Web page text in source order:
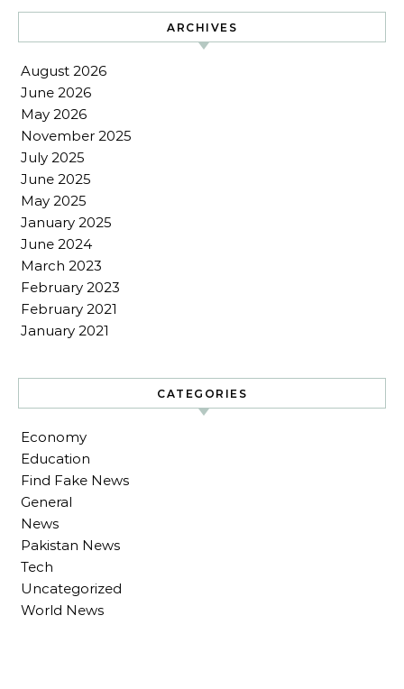
ARCHIVES
August 2026
June 2026
May 2026
November 2025
July 2025
June 2025
May 2025
January 2025
June 2024
March 2023
February 2023
February 2021
January 2021
CATEGORIES
Economy
Education
Find Fake News
General
News
Pakistan News
Tech
Uncategorized
World News